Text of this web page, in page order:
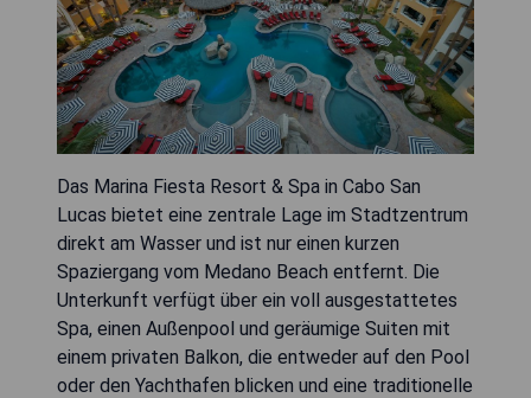
Das Marina Fiesta Resort & Spa in Cabo San
Lucas bietet eine zentrale Lage im Stadtzentrum
direkt am Wasser und ist nur einen kurzen
Spaziergang vom Medano Beach entfernt. Die
Unterkunft verfügt über ein voll ausgestattetes
Spa, einen Außenpool und geräumige Suiten mit
einem privaten Balkon, die entweder auf den Pool
oder den Yachthafen blicken und eine traditionelle